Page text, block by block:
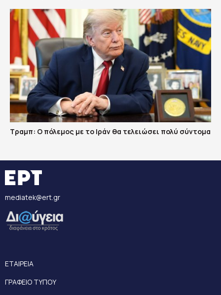
Τραμπ: Ο πόλεμος με το Ιράν θα τελειώσει πολύ σύντομα
mediatek@ert.gr
ΕΤΑΙΡΕΙΑ
ΓΡΑΦΕΙΟ ΤΥΠΟΥ